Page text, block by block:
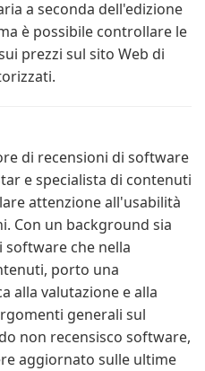
a seconda dell'edizione
è possibile controllare le
prezzi sul sito Web di
di recensioni di software
e specialista di contenuti
attenzione all'usabilità
Con un background sia
software che nella
porto una
alla valutazione e alla
generali sul
non recensisco software,
aggiornato sulle ultime